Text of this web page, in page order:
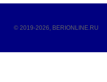
© 2019-2026, BERIONLINE.RU